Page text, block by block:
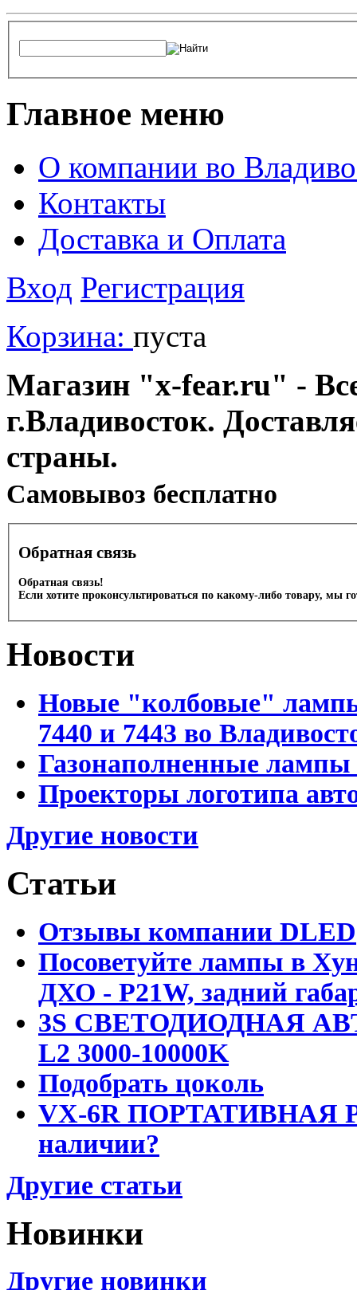
Главное меню
О компании во
Контакты
Доставка и Оплата
Вход Регистрация
Корзина: пуста
Магазин "x-fear.ru" -
г.Владивосток.
страны.
Cамовывоз бесплатно
Обратная связь
Обратная связь!
Если хотите проконсультироваться по какому-либо товару, мы
Новости
Новые "колбовые"
7440 и 7443 во
Газонаполненные лампы
Проекторы логотипа
Другие новости
Статьи
Отзывы компании DLED
Посоветуйте лампы в
ДХО - P21W, задний
3S СВЕТОДИОДНАЯ
L2 3000-10000K
Подобрать цоколь
VX-6R ПОРТАТИВНАЯ
наличии?
Другие статьи
Новинки
Другие новинки